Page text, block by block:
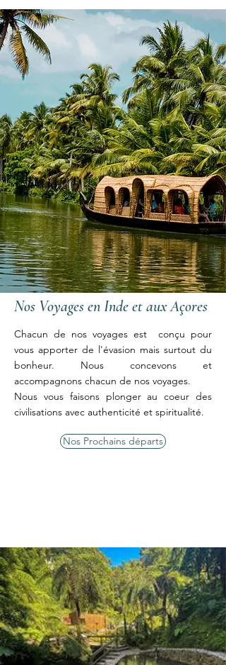
Nos Voyages en Inde et aux Açores
Chacun de nos voyages est conçu pour
vous apporter de l'évasion mais surtout du
bonheur. Nous concevons et
accompagnons chacun de nos voyages.
Nous vous faisons plonger au coeur des
civilisations avec authenticité et spiritualité.
Nos Prochains départs